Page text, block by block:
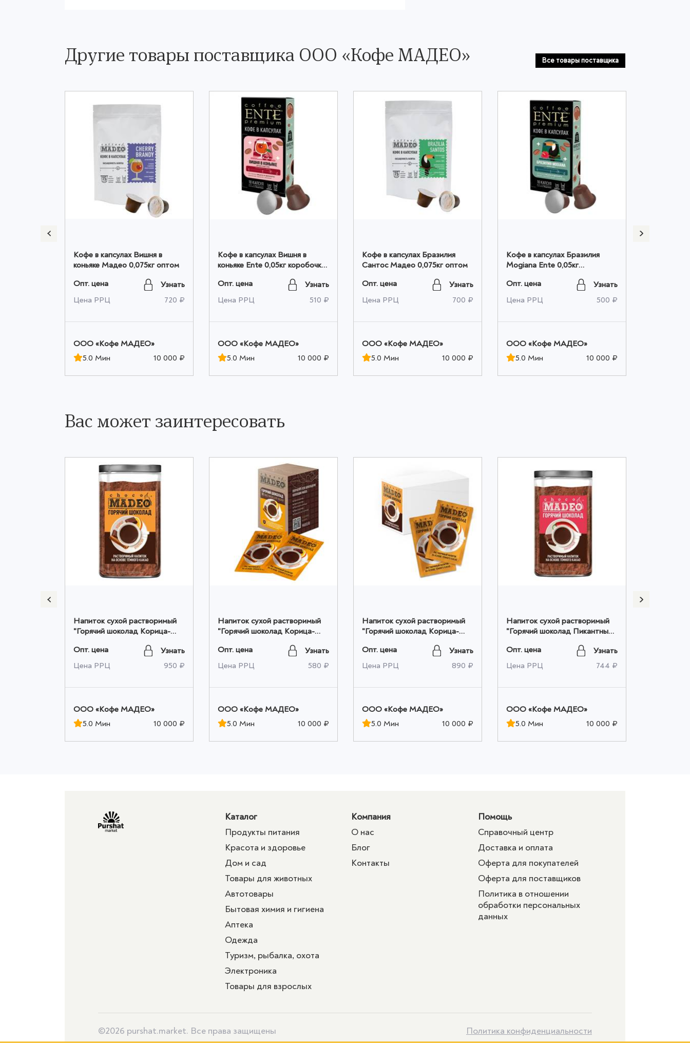
Другие товары поставщика OOO «Кофе МАДЕО» Все товары поставщика
Кофе в капсулах Вишня в
коньяке Мадео 0,075кг оптом
Опт. цена
Узнать
Цена РРЦ
720 ₽
OOO «Кофе МАДЕО»
5.0 Мин
10 000 ₽
Кофе в капсулах Вишня в
коньяке Ente 0,05кг коробочка
Опт. цена
Узнать
Цена РРЦ
510 ₽
OOO «Кофе МАДЕО»
5.0 Мин
10 000 ₽
Кофе в капсулах Бразилия
Сантос Мадео 0,075кг оптом
Опт. цена
Узнать
Цена РРЦ
700 ₽
OOO «Кофе МАДЕО»
5.0 Мин
10 000 ₽
Кофе в капсулах Бразилия
Mogiana Ente 0,05кг
Опт. цена
Узнать
Цена РРЦ
500 ₽
OOO «Кофе МАДЕО»
5.0 Мин
10 000 ₽
Вас может заинтересовать
Напиток сухой растворимый
"Горячий шоколад Корица-
оптом
Опт. цена
Узнать
Цена РРЦ
950 ₽
OOO «Кофе МАДЕО»
5.0 Мин
10 000 ₽
Напиток сухой растворимый
"Горячий шоколад Корица-
10шт*0,025кг оптом
Опт. цена
Узнать
Цена РРЦ
580 ₽
OOO «Кофе МАДЕО»
5.0 Мин
10 000 ₽
Напиток сухой растворимый
"Горячий шоколад Корица-
18шт*0,025кг оптом
Опт. цена
Узнать
Цена РРЦ
890 ₽
OOO «Кофе МАДЕО»
5.0 Мин
10 000 ₽
Напиток сухой растворимый
"Горячий шоколад Пикантный"
Опт. цена
Узнать
Цена РРЦ
744 ₽
OOO «Кофе МАДЕО»
5.0 Мин
10 000 ₽
Каталог
Продукты питания
Красота и здоровье
Дом и сад
Товары для животных
Автотовары
Бытовая химия и гигиена
Аптека
Одежда
Туризм, рыбалка, охота
Электроника
Товары для взрослых
Компания
О нас
Блог
Контакты
Помощь
Справочный центр
Доставка и оплата
Оферта для покупателей
Оферта для поставщиков
Политика в отношении
обработки персональных
данных
©2026 purshat.market. Все права защищены Политика конфиденциальности